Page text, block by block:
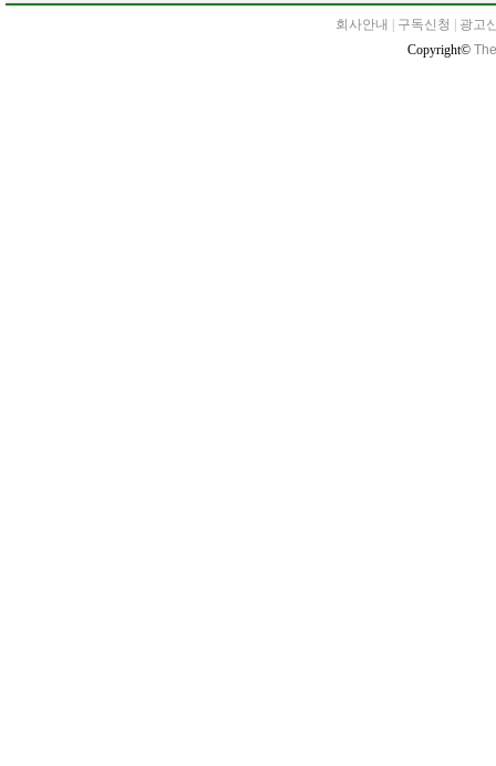
회사안내 구독신청
광고
Copyright©